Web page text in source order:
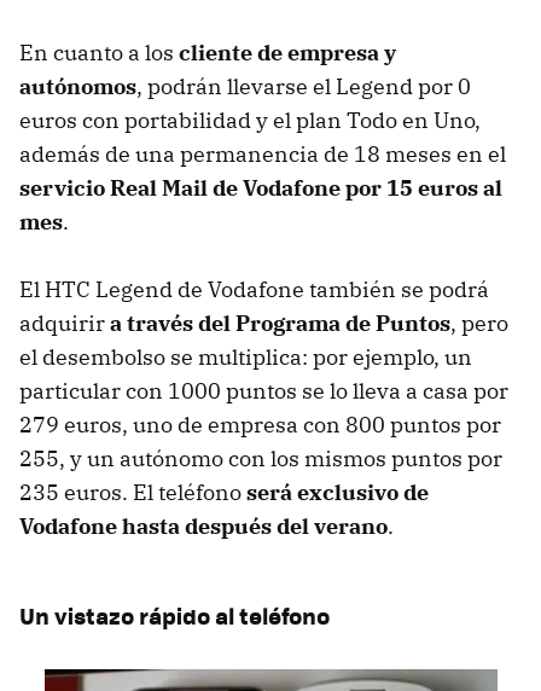
En cuanto a los cliente de empresa y
autónomos, podrán llevarse el Legend por 0
euros con portabilidad y el plan Todo en Uno,
además de una permanencia de 18 meses en el
servicio Real Mail de Vodafone por 15 euros al
mes.
El HTC Legend de Vodafone también se podrá
adquirira través del Programa de Puntos, pero
el desembolso se multiplica: por ejemplo, un
particular con 1000 puntos se lo lleva a casa por
279 euros, uno de empresa con 800 puntos por
255, y un autónomo con los mismos puntos por
235 euros. El teléfonoserá exclusivo de
Vodafone hasta después del verano.
Un vistazo rápido al teléfono